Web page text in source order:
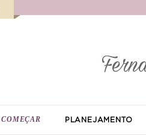
PLANEJAMENTO